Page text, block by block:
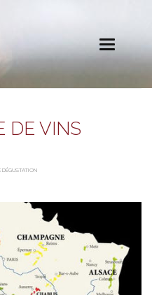
Toggle
DE VINS
DÉGUSTATION